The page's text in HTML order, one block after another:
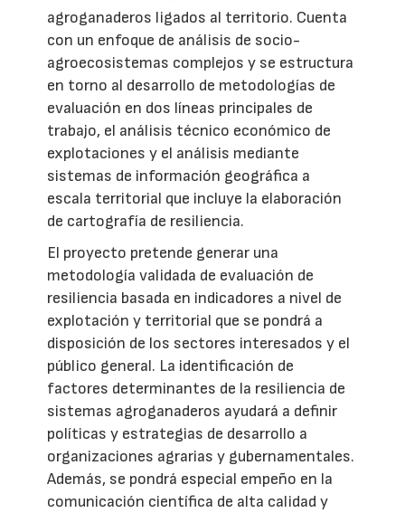
agroganaderos ligados al territorio. Cuenta
con un enfoque de análisis de socio-
agroecosistemas complejos y se estructura
en torno al desarrollo de metodologías de
evaluación en dos líneas principales de
trabajo, el análisis técnico económico de
explotaciones y el análisis mediante
sistemas de información geográfica a
escala territorial que incluye la elaboración
de cartografía de resiliencia.
El proyecto pretende generar una
metodología validada de evaluación de
resiliencia basada en indicadores a nivel de
explotación y territorial que se pondrá a
disposición de los sectores interesados y el
público general. La identificación de
factores determinantes de la resiliencia de
sistemas agroganaderos ayudará a definir
políticas y estrategias de desarrollo a
organizaciones agrarias y gubernamentales.
Además, se pondrá especial empeño en la
comunicación científica de alta calidad y